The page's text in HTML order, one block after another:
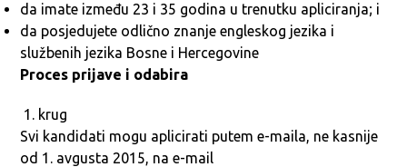
da imate između 23 i 35 godina u trenutku apliciranja; i
da posjedujete odlično znanje engleskog jezika i
službenih jezika Bosne i Hercegovine
Proces prijave i odabira
krug
Svi kandidati mogu aplicirati putem e-maila, ne kasnije
od 1. avgusta 2015, na e-mail